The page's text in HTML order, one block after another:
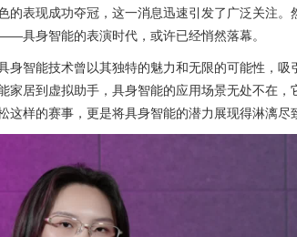
的表现成功夺冠，这一消息迅速引发了广泛关注
具身智能的表演时代，或许已经悄然落幕。
身智能技术曾以其独特的魅力和无限的可能性，
家居到虚拟助手，具身智能的应用场景无处不在
这样的赛事，更是将具身智能的潜力展现得淋漓尽